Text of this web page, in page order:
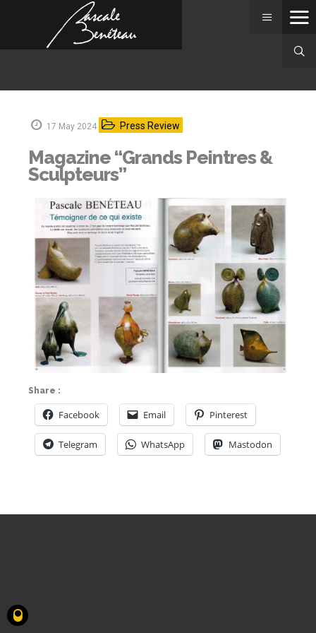
17 May 2024 Press Review
Magazine “Grands Peintres &
Sculpteurs”
Share :
Facebook Email Pinterest
Telegram WhatsApp Mastodon